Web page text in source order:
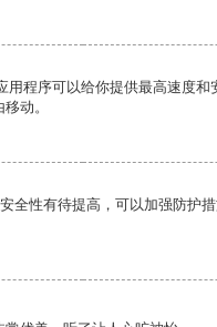
用程序可以给你提供最高速度和
动。
全性有待提高，可以加强防护